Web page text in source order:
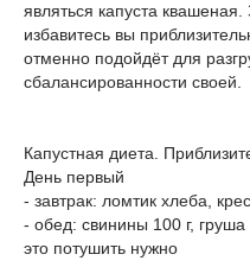
являться капуста
избавитесь вы
отменно подойдёт для
сбалансированности своей.
Капустная диета.
День первый
- завтрак: ломтик хлеба,
- обед: свинины 100 г,
это потушить нужно